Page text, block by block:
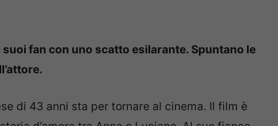
fan con uno scatto esilarante. Spuntano le
di 43 anni sta per tornare al cinema. Il film è